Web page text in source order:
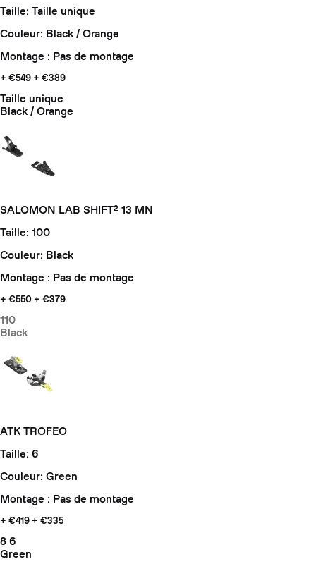
Taille: Taille unique
Couleur: Black / Orange
Montage : Pas de montage
+ €549 + €389
Taille unique
Black / Orange
SALOMON LAB SHIFT² 13 MN
Taille: 100
Couleur: Black
Montage : Pas de montage
+ €550 + €379
110
Black
ATK TROFEO
Taille: 6
Couleur: Green
Montage : Pas de montage
+ €419 + €335
8 6
Green